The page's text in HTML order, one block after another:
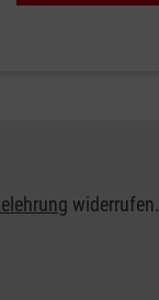
widerrufen.